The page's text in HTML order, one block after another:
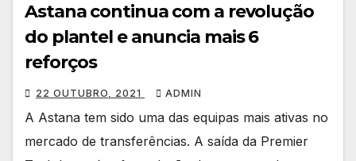
Astana continua com a revolução
do plantel e anuncia mais 6
reforços
22 OUTUBRO, 2021 ADMIN
A Astana tem sido uma das equipas mais ativas no
mercado de transferências. A saída da Premier